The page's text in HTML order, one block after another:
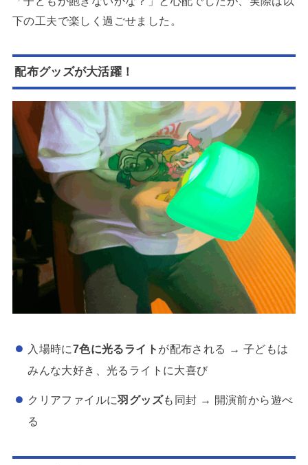
下の工夫で楽しく過ごせました。
配布グッズが大活躍！
入場時に7色に光るライト が配布される → 子どもは
みんな大好き、光るライトに大喜び
クリアファイルに羽グッズも同封 → 開演前から遊べ
る